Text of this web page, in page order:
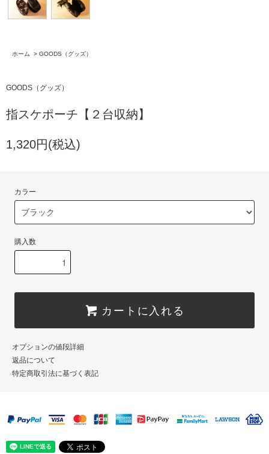
ホーム > GOODS（グッズ）
GOODS（グッズ）
指スケポーチ【２台収納】
1,320円(税込)
カラー
購入数
カートに入れる
オプションの値段詳細
返品について
特定商取引法に基づく表記